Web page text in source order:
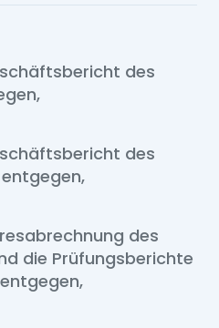
des
des
des
die Prüfungsberichte